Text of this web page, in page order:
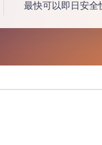
最快可以即日安全